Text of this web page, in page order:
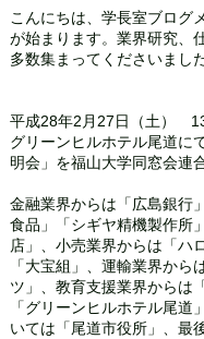
こんにちは、学長室ブログ
が始まります。業界研究、
多数集まってくださいまし
平成28年2月27日（土）
グリーンヒルホテル尾道に
明会」を福山大学同窓会連
金融業界からは「広島銀行
食品」「シギヤ精機製作所
店」、小売業界からは「ハ
「大宝組」、運輸業界か
ツ」、教育支援業界からは
「グリーンヒルホテル尾
いては「尾道市役所」、最